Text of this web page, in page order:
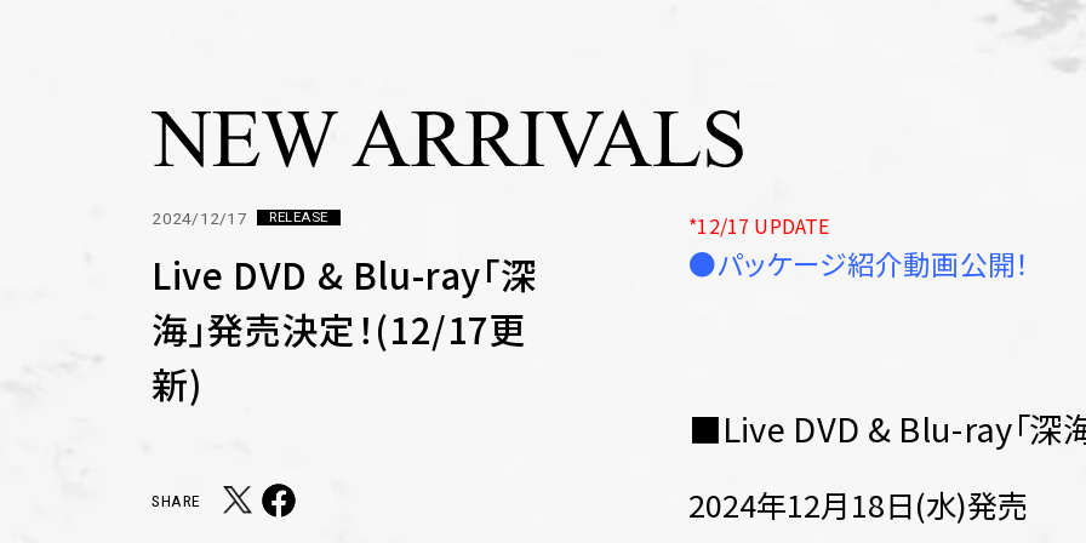
2024/12/17 RELEASE
Live DVD & Blu-ray「深
海」発売決定！(12/17更
新)
SHARE
*12/17 UPDATE
●パッケージ紹介動画公開！
■Live DVD & Blu-ray「深
2024年12月18日(水)発売